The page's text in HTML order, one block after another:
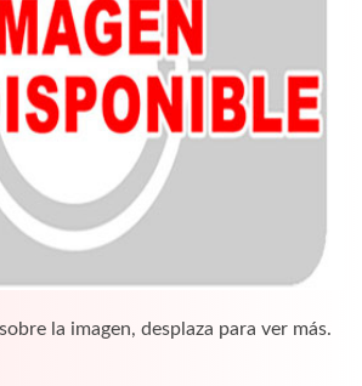
la imagen, desplaza para ver más.